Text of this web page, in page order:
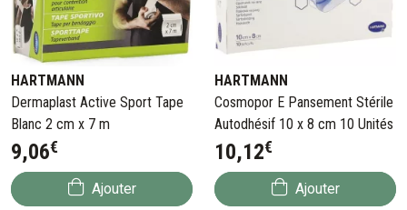
HARTMANN
Dermaplast Active Sport Tape
Blanc 2 cm x 7 m
9,06€
Ajouter
HARTMANN
Cosmopor E Pansement Stérile
Autodhésif 10 x 8 cm 10 Unités
10,12€
Ajouter